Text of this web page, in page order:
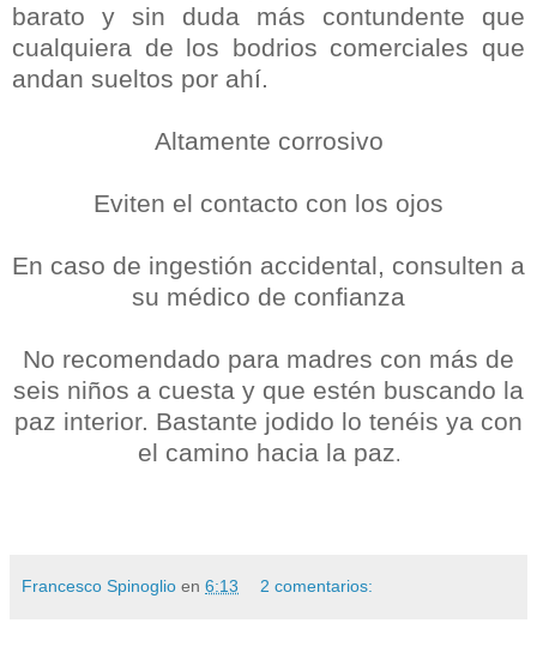
barato y sin duda más contundente que
cualquiera de los bodrios comerciales que
andan sueltos por ahí.
Altamente corrosivo
Eviten el contacto con los ojos
En caso de ingestión accidental, consulten a
su médico de confianza
No recomendado para madres con más de
seis niños a cuesta y que estén buscando la
paz interior. Bastante jodido lo tenéis ya con
el camino hacia la paz.
Francesco Spinoglio en 6:13 2 comentarios: